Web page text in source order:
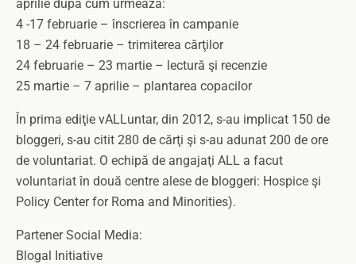
aprilie după cum urmează:
4 -17 februarie – înscrierea în campanie
18 – 24 februarie – trimiterea cărţilor
24 februarie – 23 martie – lectură şi recenzie
25 martie – 7 aprilie – plantarea copacilor
În prima ediţie vALLuntar, din 2012, s-au implicat 150 de
bloggeri, s-au citit 280 de cărţi şi s-au adunat 200 de ore
de voluntariat. O echipă de angajaţi ALL a facut
voluntariat în două centre alese de bloggeri: Hospice şi
Policy Center for Roma and Minorities).
Partener Social Media:
Blogal Initiative